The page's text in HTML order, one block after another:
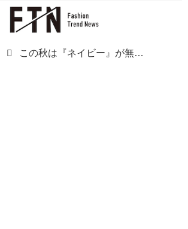
この秋は『ネイビー』が無敵ッ！！【GU】カジュアルなのに上品♡「新作トップス」が続々！